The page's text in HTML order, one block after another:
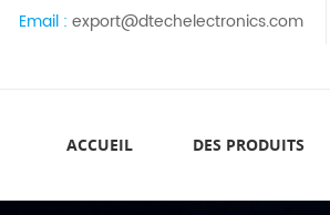
Email : export@dtechelectronics.com
ACCUEIL DES PRODUITS